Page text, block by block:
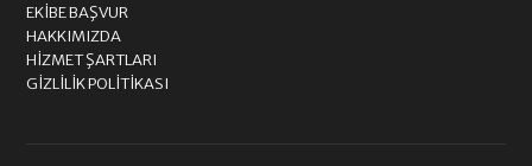
EKIBE BAŞVUR
HAKKIMIZDA
HIZMET ŞARTLARI
GIZLILIK POLITIKASI